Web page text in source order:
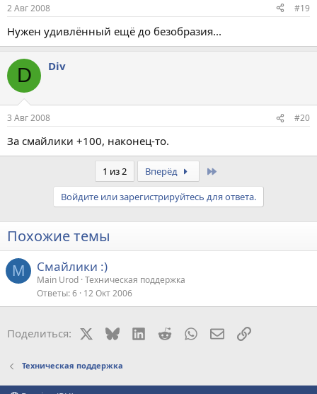
2 Авг 2008 #19
Нужен удивлённый ещё до безобразия...
D Div
3 Авг 2008 #20
За смайлики +100, наконец-то.
1 из 2 Вперёд
Войдите или зарегистрируйтесь для ответа.
Похожие темы
M Смайлики :)
Main Urod Техническая поддержка
Ответы 6 12 Окт 2006
Поделиться: BlueskyLinkedIn
RedditWhatsAppЭлектронная
Ссылка
Техническая поддержка